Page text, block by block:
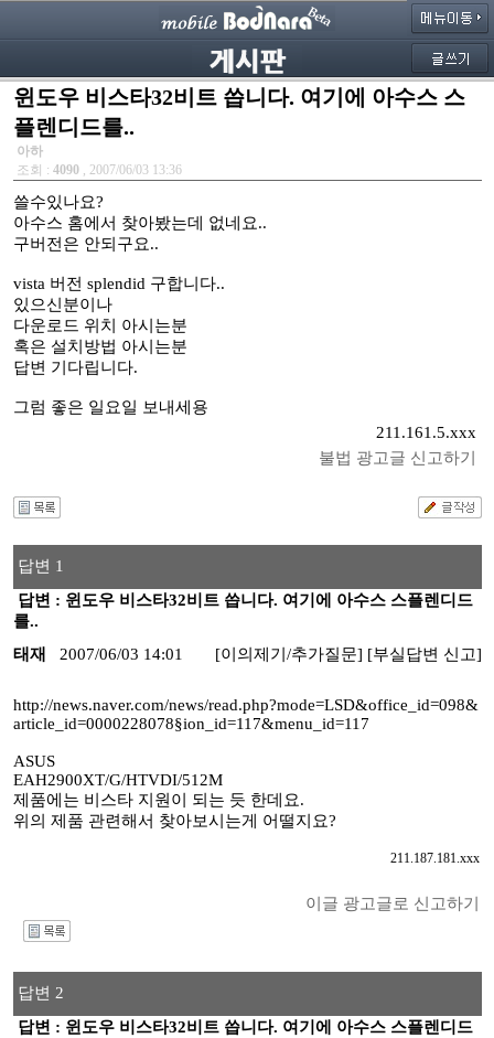
윈도우 비스타32비트 씁니다. 여기에 아수스 스
플렌디드를..
아하
조회 : 4090 , 2007/06/03 13:36
쓸수있나요?
아수스 홈에서 찾아봤는데 없네요..
구버전은 안되구요..
vista 버전 splendid 구합니다..
있으신분이나
다운로드 위치 아시는분
혹은 설치방법 아시는분
답변 기다립니다.
그럼 좋은 일요일 보내세용
211.161.5.xxx
불법 광고글 신고하기
답변 1
답변 : 윈도우 비스타32비트 씁니다. 여기에 아수스 스플렌디드
를..
태재
2007/06/03 14:01 [이의제기/추가질문] [부실답변 신고]
http://news.naver.com/news/read.php?mode=LSD&office_id=098&
article_id=0000228078§ion_id=117&menu_id=117
ASUS
EAH2900XT/G/HTVDI/512M
제품에는 비스타 지원이 되는 듯 한데요.
위의 제품 관련해서 찾아보시는게 어떨지요?
211.187.181.xxx
이글 광고글로 신고하기
답변 2
답변 : 윈도우 비스타32비트 씁니다. 여기에 아수스 스플렌디드